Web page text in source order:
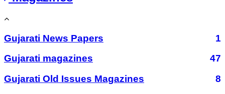
Gujarati News Papers
1
Gujarati magazines
47
Gujarati Old Issues Magazines
8